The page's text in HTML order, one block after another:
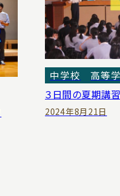
中学校
高等
３日間の夏期講
2024年8月21日